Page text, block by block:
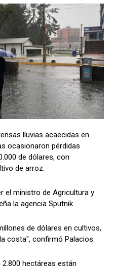
lluvias acaecidas en
ocasionaron pérdidas
de dólares, con
de arroz.
el ministro de Agricultura y
la agencia Sputnik.
de dólares en cultivos,
costa", confirmó Palacios.
hectáreas están